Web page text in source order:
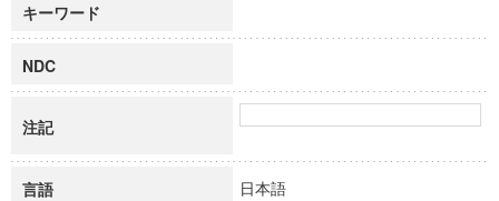
キーワード
NDC
注記
言語 日本語